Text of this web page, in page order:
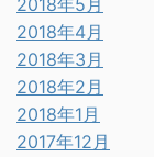
2018年5月
2018年4月
2018年3月
2018年2月
2018年1月
2017年12月